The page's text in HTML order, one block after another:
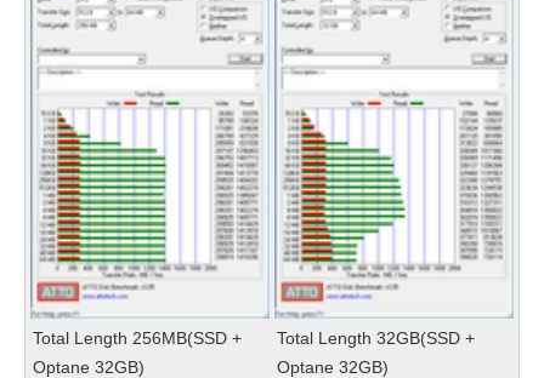
Total Length 256MB(SSD +
Optane 32GB)
Total Length 32GB(SSD +
Optane 32GB)